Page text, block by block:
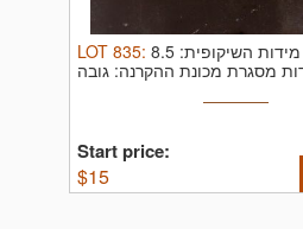
LOT 835: מידות השיקופית: 8.5
Start price:
$15